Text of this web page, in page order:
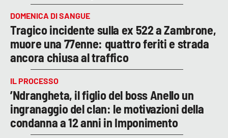
DOMENICA DI SANGUE
Tragico incidente sulla ex 522 a Zambrone,
muore una 77enne: quattro feriti e strada
ancora chiusa al traffico
IL PROCESSO
’Ndrangheta, il figlio del boss Anello un
ingranaggio del clan: le motivazioni della
condanna a 12 anni in Imponimento